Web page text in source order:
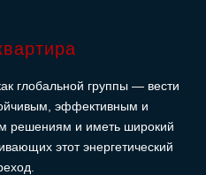
глобальной группы — вести
эффективным и
решениям и иметь широкий
этот энергетический